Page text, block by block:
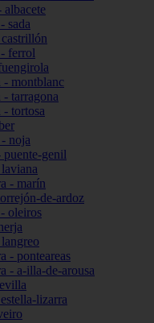
albacete
sada
ferrol
- montblanc
- tarragona
- tortosa
noja
puente-genil
- marín
de-ardoz
oleiros
- ponteareas
- a-illa-de-arousa
lizarra